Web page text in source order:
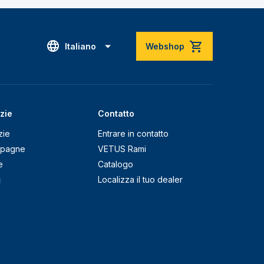
Italiano Webshop
Contatto
Entrare in contatto
VETUS Rami
Catalogo
Localizza il tuo dealer